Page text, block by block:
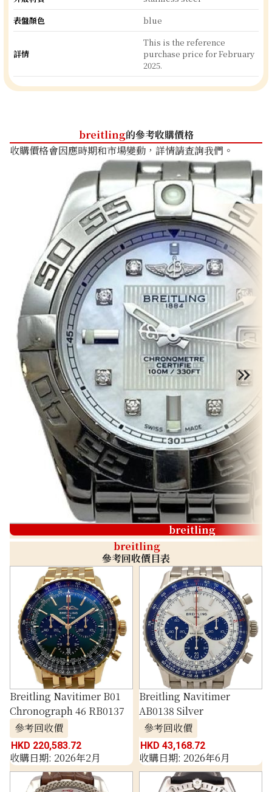
表盤顏色
blue
詳情
This is the reference
purchase price for February
2025.
breitling的參考收購價格
收購價格會因應時期和市場變動，詳情請查詢我們。
breitling
breitling
參考回收價目表
Breitling Navitimer B01
Chronograph 46 RB0137
參考回收價
HKD 220,583.72
收購日期: 2026年2月
Breitling Navitimer
AB0138 Silver
參考回收價
HKD 43,168.72
收購日期: 2026年6月